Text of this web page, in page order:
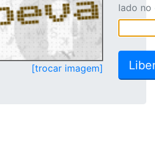
[trocar imagem]
lado no